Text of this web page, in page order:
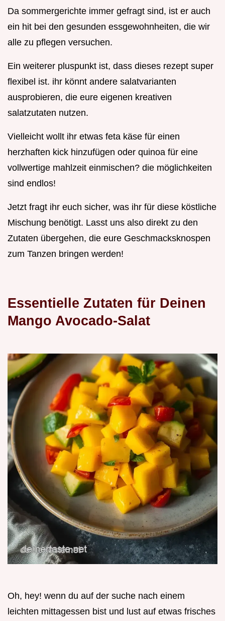
Da sommergerichte immer gefragt sind, ist er auch
ein hit bei den gesunden essgewohnheiten, die wir
alle zu pflegen versuchen.
Ein weiterer pluspunkt ist, dass dieses rezept super
flexibel ist. ihr könnt andere salatvarianten
ausprobieren, die eure eigenen kreativen
salatzutaten nutzen.
Vielleicht wollt ihr etwas feta käse für einen
herzhaften kick hinzufügen oder quinoa für eine
vollwertige mahlzeit einmischen? die möglichkeiten
sind endlos!
Jetzt fragt ihr euch sicher, was ihr für diese köstliche
Mischung benötigt. Lasst uns also direkt zu den
Zutaten übergehen, die eure Geschmacksknospen
zum Tanzen bringen werden!
Essentielle Zutaten für Deinen
Mango Avocado-Salat
Oh, hey! wenn du auf der suche nach einem
leichten mittagessen bist und lust auf etwas frisches